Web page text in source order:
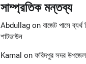
সাম্প্রতিক মন্তব্য
Abdullagon বাজেট পাসে
শাটডাউন
Kamal on ফরিদপুর সদর